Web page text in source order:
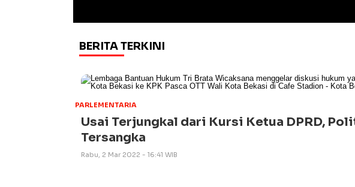
BERITA TERKINI
PARLEMENTARIA
Usai Terjungkal dari Kursi Ketua DPRD,
Tersangka
Rabu, 2 Mar 2022 - 16:41 WIB